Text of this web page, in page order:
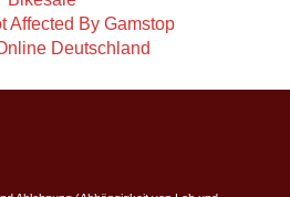
Affected By Gamstop
Deutschland